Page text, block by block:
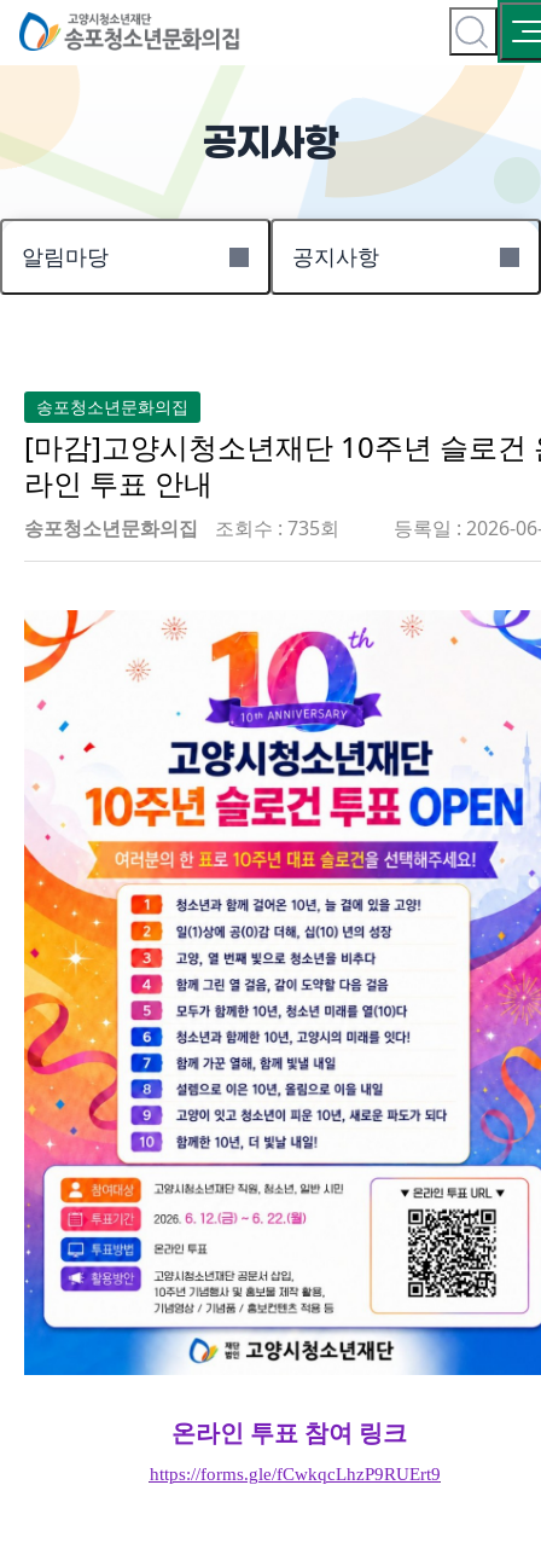
공지사항
알림마당 공지사항
송포청소년문화의집
[마감]고양시청소년재단 10주년 슬로건
라인 투표 안내
송포청소년문화의집 조회수 : 735회 등록일 : 2026-
온라인 투표 참여 링크
https://forms.gle/fCwkqcLhzP9RUErt9